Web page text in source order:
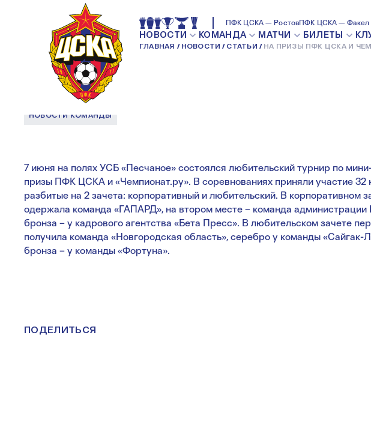
ПФК ЦСКА — РостовПФК ЦСКА — Факел
НОВОСТИ КОМАНДА МАТЧИ БИЛЕТЫ
ГЛАВНАЯ НОВОСТИ СТАТЬИ НА ПРИЗЫ ПФК ЦСКА И
НА ПРИЗЫ ПФК ЦСКА И
ЧЕМПИОНАТ.РУ
НОВОСТИ КОМАНДЫ
7 июня на полях УСБ «Песчаное» состоялся любительский турнир по
призы ПФК ЦСКА и «Чемпионат.ру». В соревнованиях приняли участие 32
разбитые на 2 зачета: корпоративный и любительский. В корпоративном
одержала команда «ГАПАРД», на втором месте – команда
бронза – у кадрового агентства «Бета Пресс». В любительском зачете
получила команда «Новгородская область», серебро у команды «Сайгак-
бронза – у команды «Фортуна».
ПОДЕЛИТЬСЯ